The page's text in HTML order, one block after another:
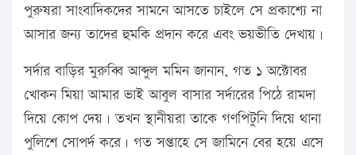
পুরুষরা সাংবাদিকদের সামনে আসতে চাইলে সে প্রকাশ্যে না
আসার জন্য তাদের হুমকি প্রদান করে এবং ভয়ভীতি দেখায়।
সর্দার বাড়ির মুরুব্বি আব্দুল মমিন জানান, গত ১ অক্টোবর
খোকন মিয়া আমার ভাই আবুল বাসার সর্দারের পিঠে রামদা
দিয়ে কোপ দেয়। তখন স্থানীয়রা তাকে গণপিটুনি দিয়ে থানা
পুলিশে সোপর্দ করে। গত সপ্তাহে সে জামিনে বের হয়ে এসে